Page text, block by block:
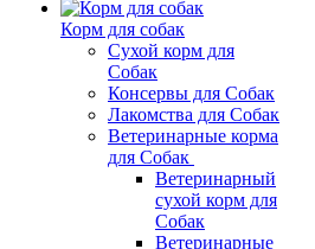
Корм для собак
Сухой корм для
Собак
Консервы для Собак
Лакомства для Собак
Ветеринарные корма
для Собак
Ветеринарный
сухой корм для
Собак
Ветеринарные